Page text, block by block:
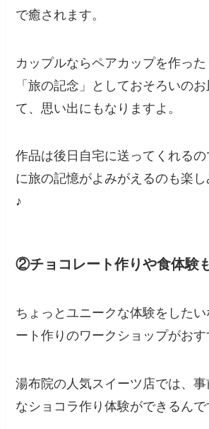
で癒されます。
カップルならペアカップを作っ
「旅の記念」としておそろいの
て、思い出にもなりますよ。
作品は後日自宅に送ってくれるの
に旅の記憶がよみがえるのも楽
♪
②チョコレート作りや食体験
ちょっとユニークな体験をした
ート作りのワークショップがおす
湯布院の人気スイーツ店では、
なショコラ作り体験ができるんで